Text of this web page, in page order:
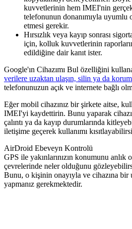
kuvvetlerinin hem IMEI'nin
telefonunun donanımıyla uyumlu
etmesi gerekir.
Hırsızlık veya kayıp sonrası
için, kolluk kuvvetlerinin
edildiğine dair kanıt ister.
Google'ın Cihazımı Bul özelliğini
verilere uzaktan ulaşın, silin ya da
telefonunuzun açık ve internete bağlı
Eğer mobil cihazınız bir şirkete aitse,
IMEI'yi kaydettirin. Bunu yaparak
çalıntı ya da kayıp durumlarında
iletişime geçerek kullanımı
AirDroid Ebeveyn Kontrolü
GPS ile yakınlarınızın konumunu
çevrelerinde neler olduğunu
Bunu, o kişinin onayıyla ve cihazına
yapmanız gerekmektedir.